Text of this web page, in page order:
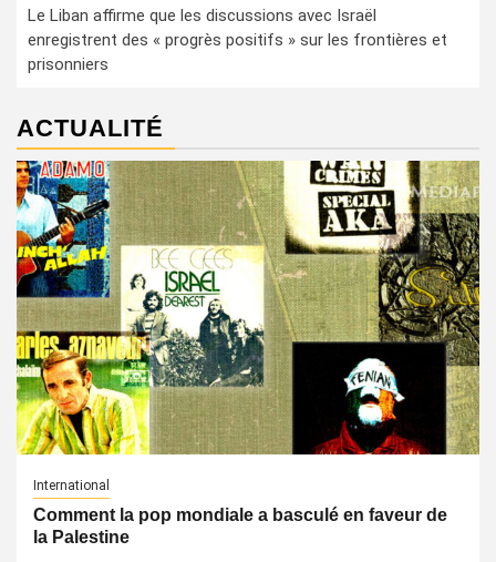
Le Liban affirme que les discussions avec Israël
enregistrent des « progrès positifs » sur les frontières et
prisonniers
ACTUALITÉ
International
Comment la pop mondiale a basculé en faveur de
la Palestine